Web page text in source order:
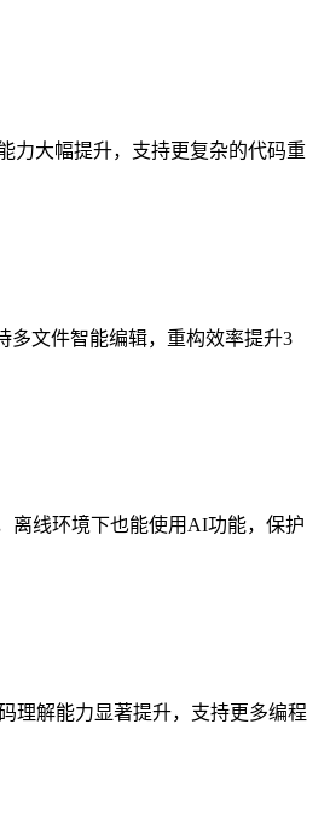
力大幅提升，支持更复杂的代码重
多文件智能编辑，重构效率提升3
离线环境下也能使用AI功能，保护
理解能力显著提升，支持更多编程